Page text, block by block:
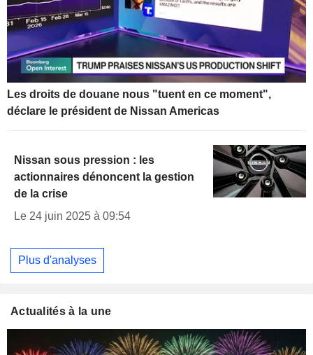
Les droits de douane nous "tuent en ce moment",
déclare le président de Nissan Americas
Nissan sous pression : les
actionnaires dénoncent la gestion
de la crise
Le 24 juin 2025 à 09:54
Plus d'analyses
Actualités à la une